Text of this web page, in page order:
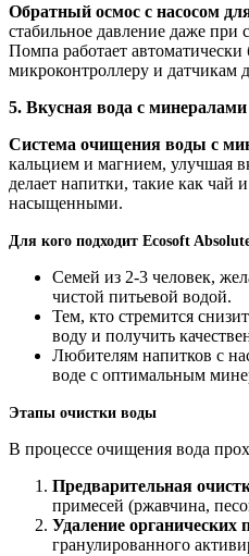
Обратный осмос с насосом
стабильное давление даже при
Помпа работает автоматически
микроконтроллеру и датчикам
5. Вкусная вода с минералами
Система очищения воды с
кальцием и магнием, улучшая
делает напитки, такие как чай
насыщенными.
Для кого подходит Ecosoft
Семей из 2-3 человек,
чистой питьевой водой.
Тем, кто стремится
воду и получить
Любителям напитков с
воде с оптимальным
Этапы очистки воды
В процессе очищения вода
Предварительная
примесей (ржавчина,
Удаление органических
гранулированного